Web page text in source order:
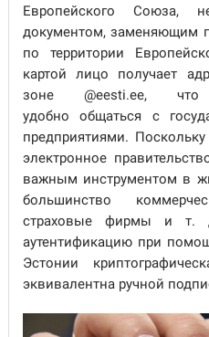
Европейского Союза,
документом, заменяющим
по территории
картой лицо получает
зоне @eesti.ee, что
удобно общаться с
предприятиями.
электронное
важным инструментом в
большинство
страховые фирмы и т.
аутентификацию при
Эстонии
эквивалентна ручной